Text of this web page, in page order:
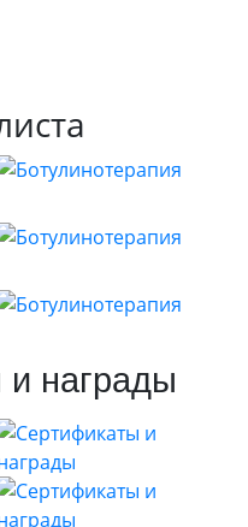
награды